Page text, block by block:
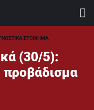
ΣΤΟΙΧΗΜΑ
(30/5):
προβάδισμα